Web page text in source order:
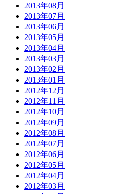
2013年08月
2013年07月
2013年06月
2013年05月
2013年04月
2013年03月
2013年02月
2013年01月
2012年12月
2012年11月
2012年10月
2012年09月
2012年08月
2012年07月
2012年06月
2012年05月
2012年04月
2012年03月